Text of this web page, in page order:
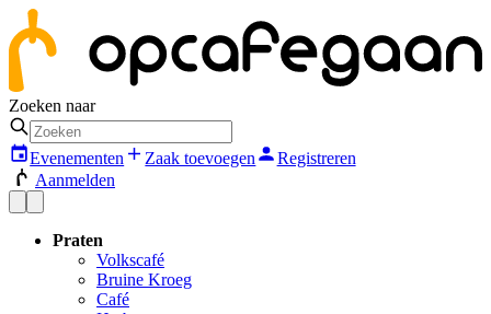
Zoeken naar
Evenementen Zaak toevoegen
Registreren
Aanmelden
Praten
Volkscafé
Bruine Kroeg
Café